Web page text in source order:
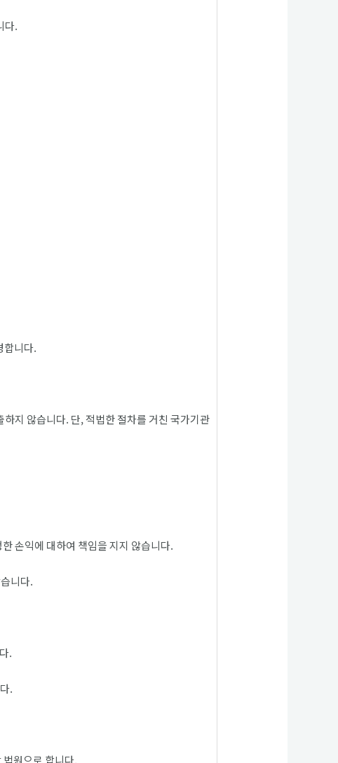
다.
합니다.
지 않습니다. 단, 적법한 절차를 거친 국가기관
손익에 대하여 책임을 지지 않습니다.
니다.
.
.